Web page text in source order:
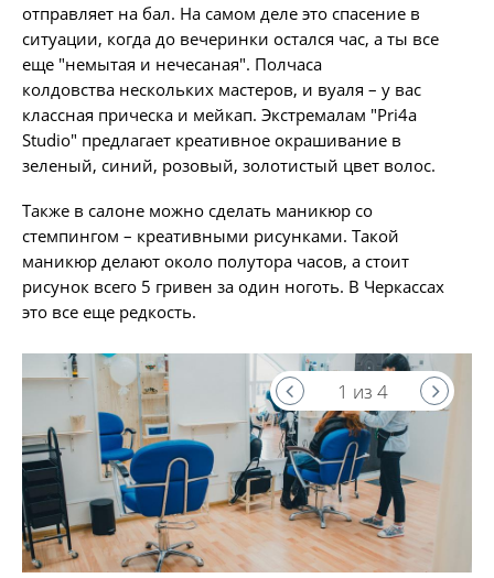
отправляет на бал. На самом деле это спасение в
ситуации, когда до вечеринки остался час, а ты все
еще "немытая и нечесаная". Полчаса
колдовства нескольких мастеров, и вуаля – у вас
классная прическа и мейкап. Экстремалам "Pri4a
Studio" предлагает креативное окрашивание в
зеленый, синий, розовый, золотистый цвет волос.
Также в салоне можно сделать маникюр со
стемпингом – креативными рисунками. Такой
маникюр делают около полутора часов, а стоит
рисунок всего 5 гривен за один ноготь. В Черкассах
это все еще редкость.
1 из 4